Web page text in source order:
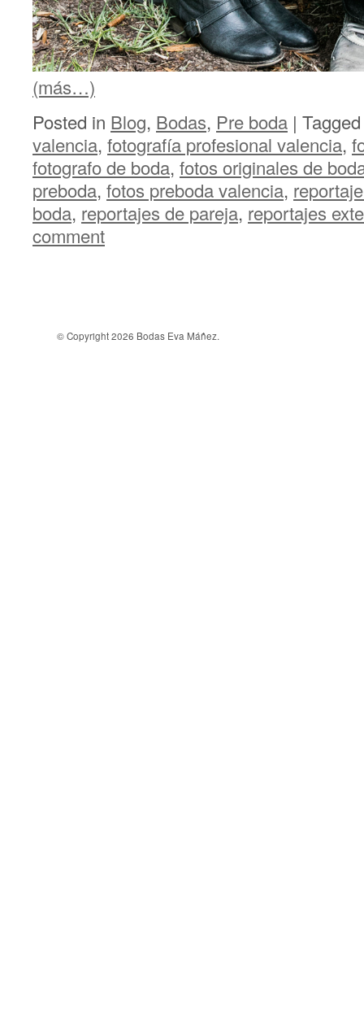
(más…)
Posted in Blog, Bodas, Pre boda |
valencia, fotografía profesional valencia,
fotografo de boda, fotos originales de
preboda, fotos preboda valencia,
boda, reportajes de pareja, reportajes
comment
© Copyright 2026 Bodas Eva Máñez.